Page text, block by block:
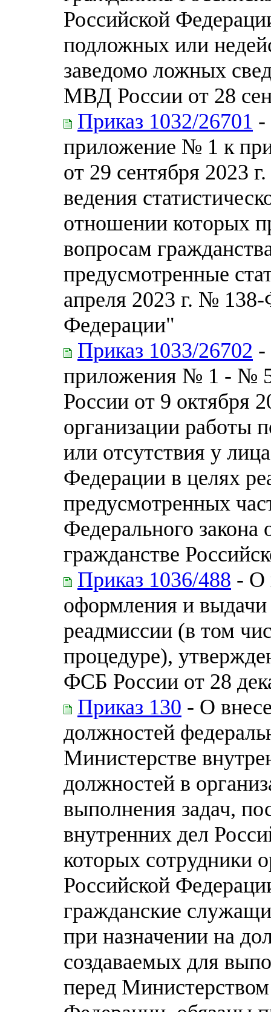
Российской
подложных или
заведомо ложных
МВД России от 28
Приказ 1032/26701 -
приложение № 1 к
от 29 сентября 2023
ведения
отношении которых
вопросам
предусмотренные
апреля 2023 г. №
Федерации"
Приказ 1033/26702 -
приложения № 1 - №
России от 9 октября
организации работы
или отсутствия у
Федерации в целях
предусмотренных
Федерального
гражданстве
Приказ 1036/488 - О
оформления и выдачи
реадмиссии (в том
процедуре),
ФСБ России от 28
Приказ 130 - О
должностей
Министерстве
должностей в
выполнения задач,
внутренних дел
которых сотрудники
Российской
гражданские
при назначении на
создаваемых для
перед